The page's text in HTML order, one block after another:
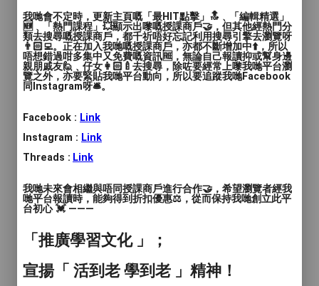
眼線講解及練習
手法注意事項
機器與手工分別及示範
5.小顏發際線
新手注意事項及提示
手工手法練習
🔅導師真人實操及學員考試
🔅創業方享
*可銜接SMP專業課程
我哋會不定時，更新主頁嘅「最HIT點擊」🔝﹑「編輯精選」
🆕﹑「熱門課程」💥顯示出嚟嘅授課商戶🤝，但其他經熱門分
類去搜尋嘅授課商戶，都千祈唔好忘記利用搜尋引擎去瀏覽呀
👨🏻‍💻。正在加入我哋嘅授課商戶，亦都不斷增加中⬆️，所以
唔想錯過咁多集中又免費嘅資訊🆓，無論自己報讀抑或幫身邊
親朋戚友🙋﹑仔女👩🏻‍🍼去搜尋，除咗要經常上嚟我哋平台瀏
覽之外，亦要緊貼我哋平台動向，所以要追蹤我哋Facebook
同Instagram呀🛎️。
Facebook : Link
Instagram : Link
Threads : Link
我哋未來會相繼與唔同授課商戶進行合作🤝，希望瀏覽者經我
哋平台報讀時，能夠得到折扣優惠⚖️，從而保持我哋創立此平
台初心 💓 ———
「推廣學習文化 」；
宣揚「 活到老 學到老 」精神！